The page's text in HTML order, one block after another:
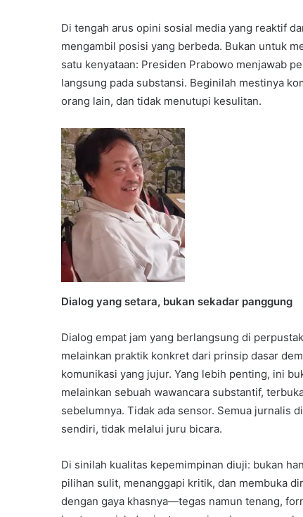
Di tengah arus opini sosial media yang reaktif
mengambil posisi yang berbeda. Bukan untuk
satu kenyataan: Presiden Prabowo menjawab
langsung pada substansi. Beginilah mestinya
orang lain, dan tidak menutupi kesulitan.
Dialog yang setara, bukan sekadar panggung
Dialog empat jam yang berlangsung di
melainkan praktik konkret dari prinsip dasar
komunikasi yang jujur. Yang lebih penting, ini
melainkan sebuah wawancara substantif,
sebelumnya. Tidak ada sensor. Semua
sendiri, tidak melalui juru bicara.
Di sinilah kualitas kepemimpinan diuji: bukan
pilihan sulit, menanggapi kritik, dan membuka
dengan gaya khasnya—tegas namun tenang,